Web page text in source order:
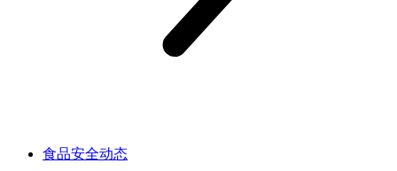
食品安全动态